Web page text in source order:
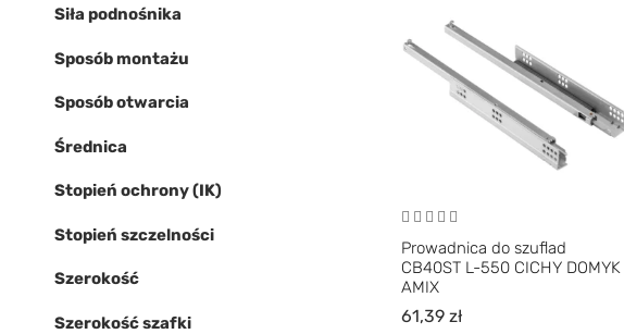
Siła podnośnika
Sposób montażu
Sposób otwarcia
Średnica
Stopień ochrony (IK)
Stopień szczelności
Szerokość
Szerokość szafki
Prowadnica do szuflad
CB40ST L-550 CICHY DOMYK
AMIX
61,39 zł